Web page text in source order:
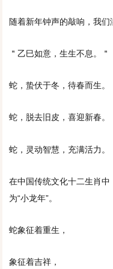
随着新年钟声的敲响，我们
＂乙巳如意，生生不息。＂
蛇，蛰伏于冬，待春而生。
蛇，脱去旧皮，喜迎新春。
蛇，灵动智慧，充满活力。
在中国传统文化十二生肖中
为“小龙年”。
蛇象征着重生，
象征着吉祥，